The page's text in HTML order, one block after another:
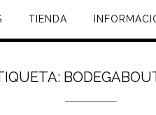
TIENDA